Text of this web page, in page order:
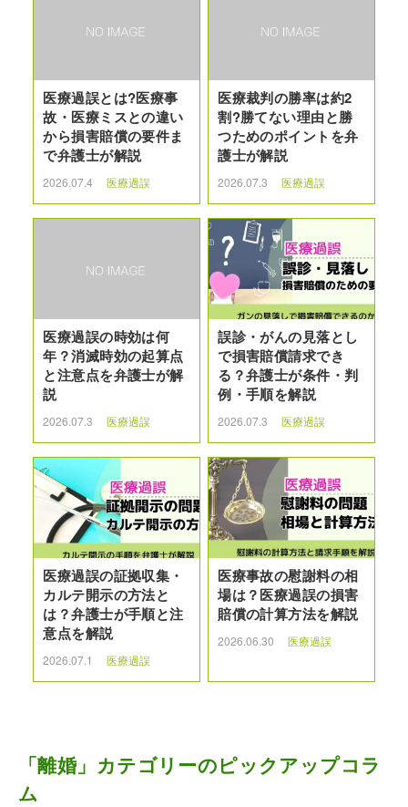
医療過誤とは?医療事
故・医療ミスとの違い
から損害賠償の要件ま
で弁護士が解説
2026.07.4 医療過誤
医療裁判の勝率は約2
割?勝てない理由と勝
つためのポイントを弁
護士が解説
2026.07.3 医療過誤
医療過誤の時効は何
年？消滅時効の起算点
と注意点を弁護士が解
説
2026.07.3 医療過誤
誤診・がんの見落とし
で損害賠償請求でき
る？弁護士が条件・判
例・手順を解説
2026.07.3 医療過誤
医療過誤の証拠収集・
カルテ開示の方法と
は？弁護士が手順と注
意点を解説
2026.07.1 医療過誤
医療事故の慰謝料の相
場は？医療過誤の損害
賠償の計算方法を解説
2026.06.30 医療過誤
「離婚」カテゴリーのピックアップコラ
ム